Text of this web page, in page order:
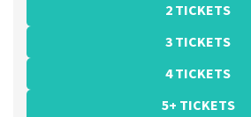
2 TICKETS
3 TICKETS
4 TICKETS
5+ TICKETS